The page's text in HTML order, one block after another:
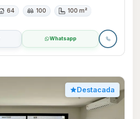
64 100 100 m²
Whatsapp
Destacada